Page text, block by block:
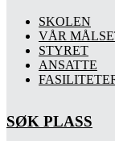
SKOLEN
VÅR
STYRET
ANSATTE
SØK PLASS